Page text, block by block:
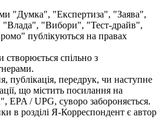
"Думка", "Експертиза", "Заява",
"Влада", "Вибори", "Тест-драйв",
публікуються на правах
створюється спільно з
публікація, передрук, чи наступне
що містить посилання на
EPA / UPG, суворо забороняється.
в розділі Я-Корреспондент є автор